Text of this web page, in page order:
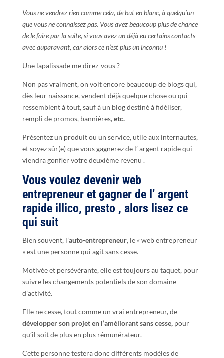
Vous ne vendrez rien comme cela, de but en blanc, à quelqu’un
que vous ne connaissez pas. Vous avez beaucoup plus de chance
de le faire par la suite, si vous avez un déjà eu certains contacts
avec auparavant, car alors ce n’est plus un inconnu !
Une lapalissade me direz-vous ?
Non pas vraiment, on voit encore beaucoup de blogs qui,
dès leur naissance, vendent déjà quelque chose ou qui
ressemblent à tout, sauf à un blog destiné à fidéliser,
rempli de promos, bannières,etc.
Présentez un produit ou un service, utile aux internautes,
et soyez sûr(e) que vous gagnerez de l’ argent rapide qui
viendra gonfler votre deuxième revenu .
Vous voulez devenir web
entrepreneur et gagner de l’ argent
rapide illico, presto , alors lisez ce
qui suit
Bien souvent, l’auto-entrepreneur, le « web entrepreneur
» est une personne qui agit sans cesse.
Motivée et persévérante, elle est toujours au taquet, pour
suivre les changements potentiels de son domaine
d’activité.
Elle ne cesse, tout comme un vrai entrepreneur, de
développer son projet en l’améliorant sans cesse,pour
qu’il soit de plus en plus rémunérateur.
Cette personne testera donc différents modèles de